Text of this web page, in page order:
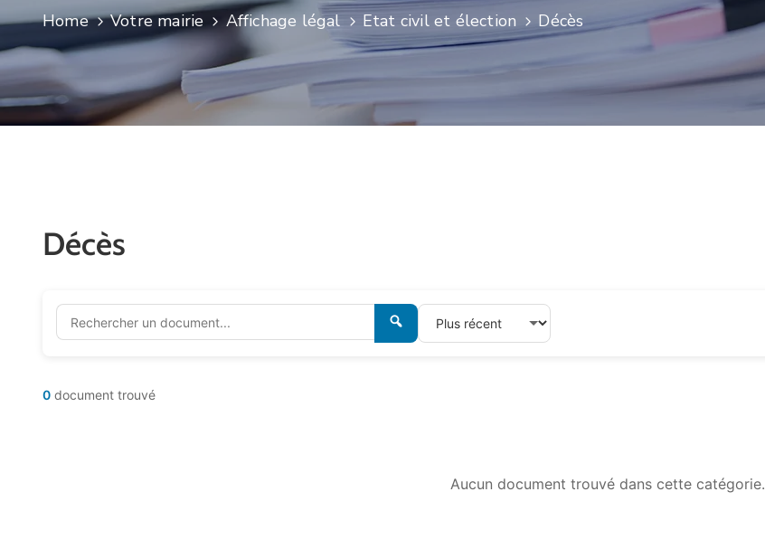
Home Votre mairie Affichage légal Etat civil et élection Décès
Décès
0 document trouvé
Aucun document trouvé dans cette catégorie.